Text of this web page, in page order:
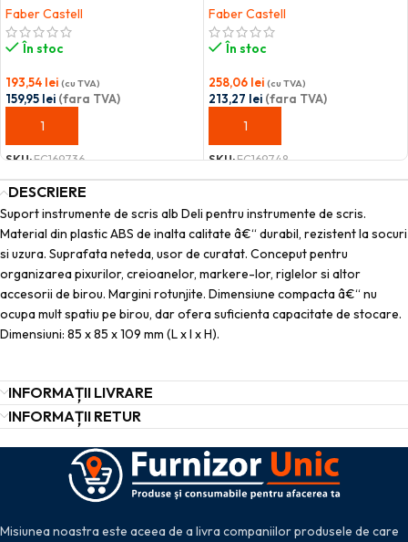
Faber Castell
În stoc
193,54 lei (cu TVA)
159,95 lei (fara TVA)
ADAUGĂ ÎN COȘ
SKU:FC169736
Faber Castell
În stoc
258,06 lei (cu TVA)
213,27 lei (fara TVA)
ADAUGĂ ÎN COȘ
SKU:FC169748
DESCRIERE
Suport instrumente de scris alb Deli pentru instrumente de scris.
Material din plastic ABS de inalta calitate â€“ durabil, rezistent la socuri
si uzura. Suprafata neteda, usor de curatat. Conceput pentru
organizarea pixurilor, creioanelor, markere-lor, riglelor si altor
accesorii de birou. Margini rotunjite. Dimensiune compacta â€“ nu
ocupa mult spatiu pe birou, dar ofera suficienta capacitate de stocare.
Dimensiuni: 85 x 85 x 109 mm (L x l x H).
INFORMAȚII LIVRARE
INFORMAȚII RETUR
Misiunea noastra este aceea de a livra companiilor produsele de care